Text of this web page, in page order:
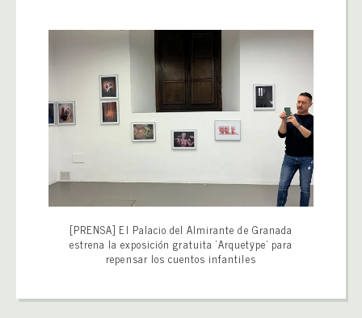
[PRENSA] El Palacio del Almirante de Granada
estrena la exposición gratuita ‘Arquetÿpe’ para
repensar los cuentos infantiles